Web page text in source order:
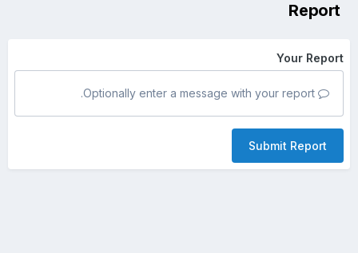
Report
Your Report
Submit Report